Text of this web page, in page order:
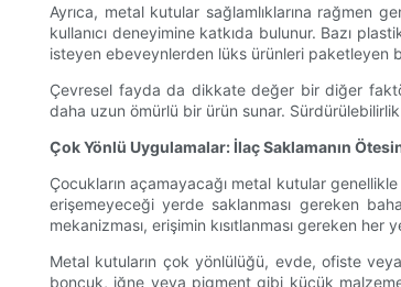
Ayrıca, metal kutular sağlamlıklarına rağmen
kullanıcı deneyimine katkıda bulunur. Bazı
isteyen ebeveynlerden lüks ürünleri paketleyen
Çevresel fayda da dikkate değer bir diğer
daha uzun ömürlü bir ürün sunar.
Çok Yönlü Uygulamalar: İlaç Saklamanın
Çocukların açamayacağı metal kutular
erişemeyeceği yerde saklanması gereken
mekanizması, erişimin kısıtlanması gereken
Metal kutuların çok yönlülüğü, evde, ofiste
boncuk, iğne veya pigment gibi küçük